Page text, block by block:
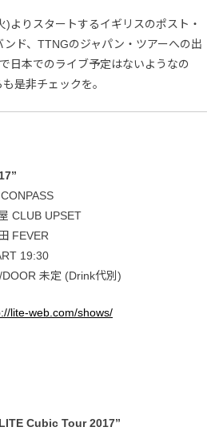
)よりスタートするイギリスのポスト・
ド、TTNGのジャパン・ツアーへの出
日本でのライブ予定はないようなの
是非チェックを。
CLUB UPSET
FEVER
19:30
未定 (Drink代別)
lite-web.com/shows/
Cubic Tour 2017”